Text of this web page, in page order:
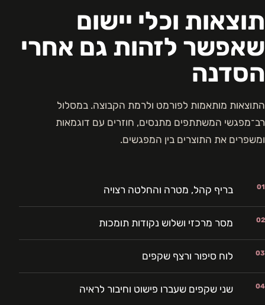
תוצאות וכלי יישום
שאפשר לזהות גם אחרי
הסדנה
התוצאות מותאמות לפורמט ולרמת הקבוצה. במסלול
רב־מפגשי המשתתפים מתנסים, חוזרים עם דוגמאות
ומשפרים את התוצרים בין המפגשים.
01 בריף קהל, מטרה והחלטה רצויה
02 מסר מרכזי ושלוש נקודות תומכות
03 לוח סיפור ורצף שקפים
04 שני שקפים שעברו פישוט וחיבור לראיה